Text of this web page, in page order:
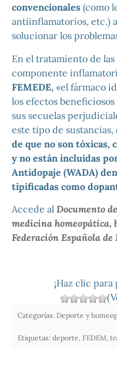
convencionales (como
antiinflamatorios, etc.)
solucionar los
En el tratamiento de
componente
FEMEDE, «el fármaco
los efectos
sus secuelas
este tipo de sustancias,
de que no son tóxicas,
y no están incluidas
Antidopaje (WADA)
tipificadas como
Accede al Documento
medicina homeopática,
Federación Española
¡Haz clic
Categorías: Deporte y
Etiquetas: deporte FEDEM